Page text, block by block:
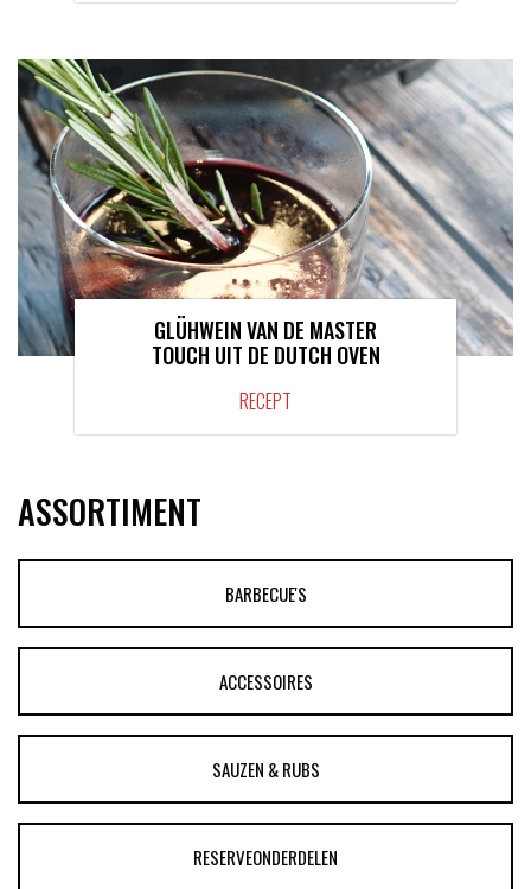
GLÜHWEIN VAN DE MASTER
TOUCH UIT DE DUTCH OVEN
RECEPT
ASSORTIMENT
BARBECUE'S
ACCESSOIRES
SAUZEN & RUBS
RESERVEONDERDELEN